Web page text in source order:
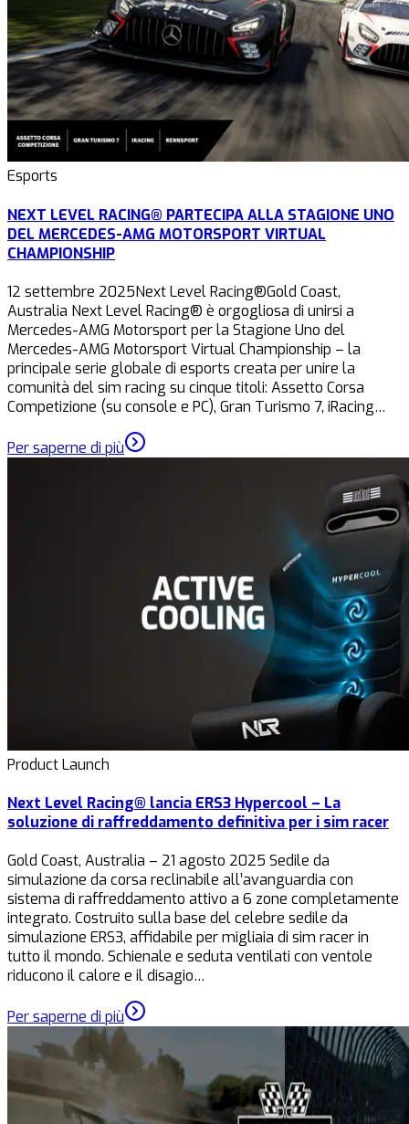
Esports
NEXT LEVEL RACING® PARTECIPA ALLA STAGIONE UNO
DEL MERCEDES-AMG MOTORSPORT VIRTUAL
CHAMPIONSHIP
12 settembre 2025Next Level Racing®Gold Coast,
Australia Next Level Racing® è orgogliosa di unirsi a
Mercedes-AMG Motorsport per la Stagione Uno del
Mercedes-AMG Motorsport Virtual Championship – la
principale serie globale di esports creata per unire la
comunità del sim racing su cinque titoli: Assetto Corsa
Competizione (su console e PC), Gran Turismo 7, iRacing…
Per saperne di più
Product Launch
Next Level Racing® lancia ERS3 Hypercool – La
soluzione di raffreddamento definitiva per i sim racer
Gold Coast, Australia – 21 agosto 2025 Sedile da
simulazione da corsa reclinabile all’avanguardia con
sistema di raffreddamento attivo a 6 zone completamente
integrato. Costruito sulla base del celebre sedile da
simulazione ERS3, affidabile per migliaia di sim racer in
tutto il mondo. Schienale e seduta ventilati con ventole
riducono il calore e il disagio…
Per saperne di più